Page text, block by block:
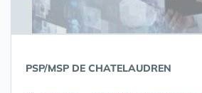
PSP/MSP DE CHATELAUDREN